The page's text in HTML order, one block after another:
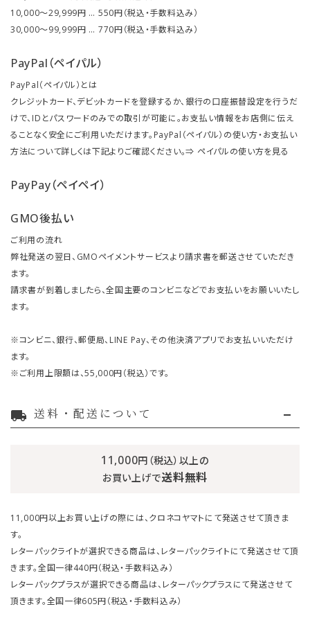
10,000～29,999円 … 550円（税込・手数料込み）
30,000～99,999円 … 770円（税込・手数料込み）
PayPal（ペイパル）
PayPal（ペイパル）とは
クレジットカード、デビットカードを登録するか、銀行の口座振替設定を行うだ
けで、IDとパスワードのみでの取引が可能に。お支払い情報をお店側に伝え
ることなく安全にご利用いただけます。PayPal（ペイパル）の使い方・お支払い
方法について詳しくは下記よりご確認ください。⇒ ペイパルの使い方を見る
PayPay（ペイペイ）
GMO後払い
ご利用の流れ
弊社発送の翌日、GMOペイメントサービスより請求書を郵送させていただき
ます。
請求書が到着しましたら、全国主要のコンビニなどでお支払いをお願いいたし
ます。
※コンビニ、銀行、郵便局、LINE Pay、その他決済アプリでお支払いいただけ
ます。
※ご利用上限額は、55,000円（税込）です。
local_shipping 送料・配送について
11,000円（税込）以上の
お買い上げで送料無料
11,000円以上お買い上げの際には、クロネコヤマトにて発送させて頂きま
す。
レターパックライトが選択できる商品は、レターパックライトにて発送させて頂
きます。全国一律440円（税込・手数料込み）
レターパックプラスが選択できる商品は、レターパックプラスにて発送させて
頂きます。全国一律605円（税込・手数料込み）